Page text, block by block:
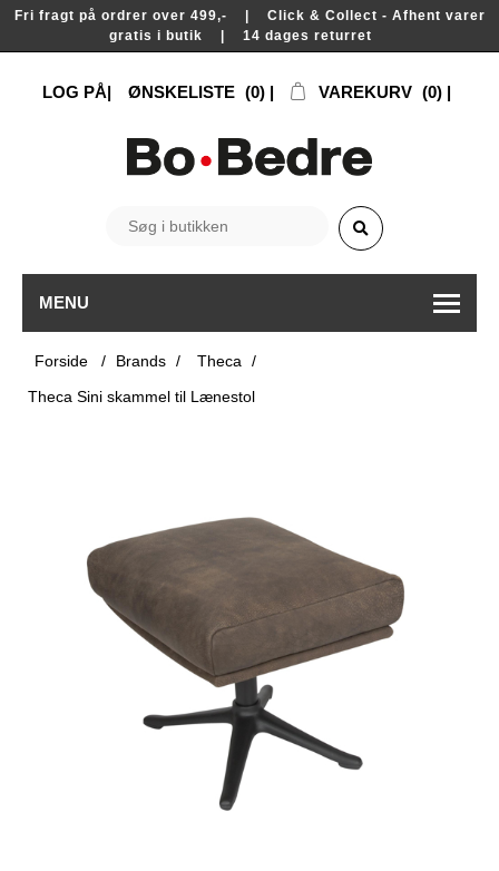
Fri fragt på ordrer over 499,- | Click & Collect - Afhent varer
gratis i butik | 14 dages returret
LOG PÅ ØNSKELISTE (0) VAREKURV (0)
MENU
Forside / Brands / Theca
/
Theca Sini skammel til Lænestol